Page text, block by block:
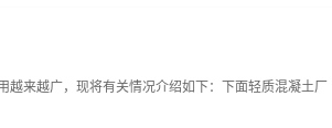
来越广，现将有关情况介绍如下：下面轻质混凝土厂